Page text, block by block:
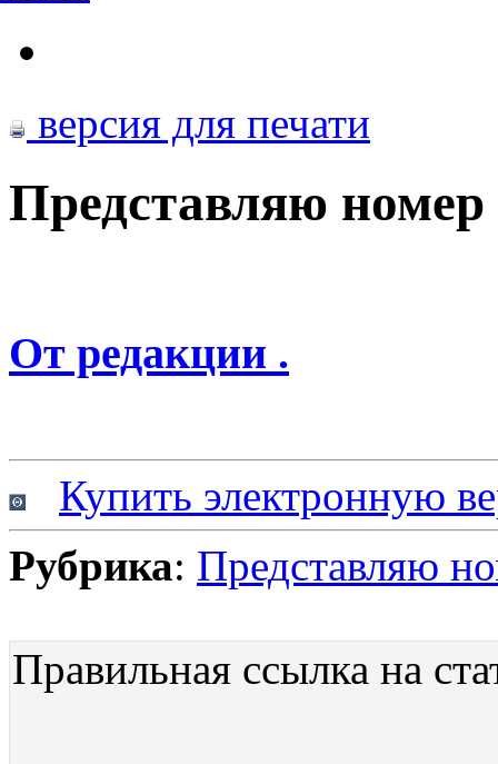
версия для печати
Представляю номер
От редакции .
Купить электронную
Рубрика: Представляю
Правильная ссылка на